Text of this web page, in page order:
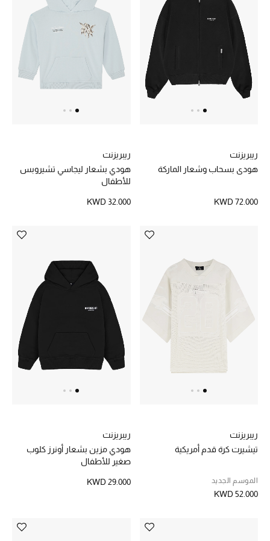
خصم حتى 70%
تسوقوا الآن
ما وصلنا حديثاً
الموسم الجديد
الجمال
مستلزمات المنزل
جديد لدينا
ريبريزنت
هودي بسحاب وشعار الماركة
KWD 72.000
ريبريزنت
هودي بشعار ليجاسي تشيروبس
للأطفال
KWD 32.000
ريبريزنت
تيشيرت كرة قدم أمريكية
الموسم الجديد
KWD 52.000
ريبريزنت
هودي مزين بشعار أونرز كلوب
صغير للأطفال
KWD 29.000